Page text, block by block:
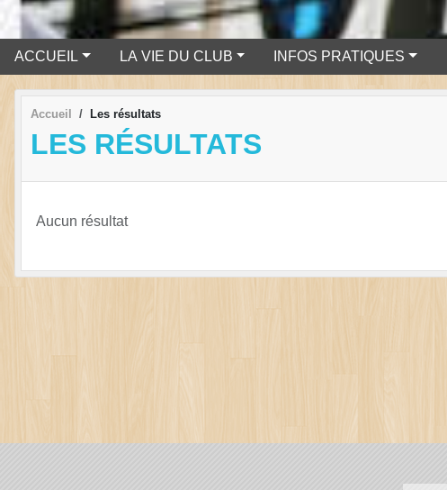
ACCUEIL LA VIE DU CLUB INFOS PRATIQUES
Accueil Les résultats
LES RÉSULTATS
Aucun résultat